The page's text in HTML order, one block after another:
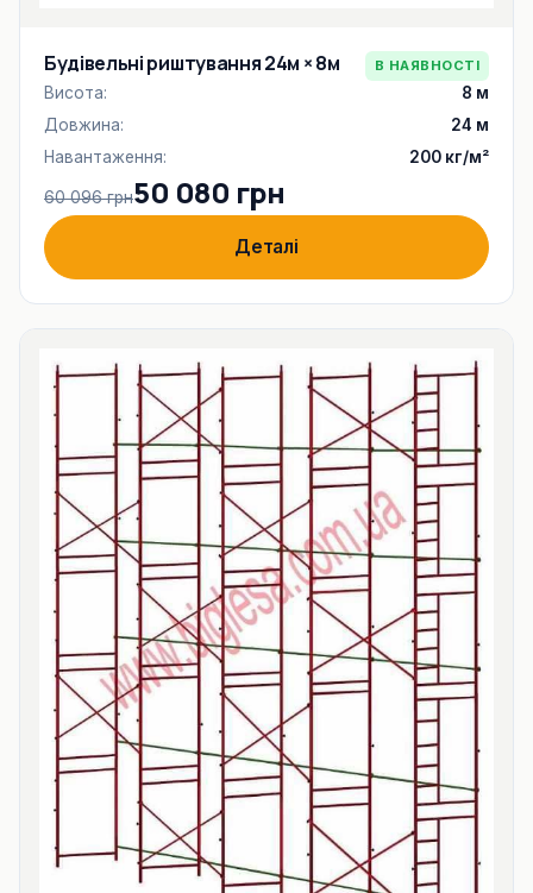
Будівельні риштування 24м × 8м В НАЯВНОСТІ
Висота:
8 м
Довжина:
24 м
Навантаження:
200 кг/м²
60 096 грн50 080 грн
Деталі